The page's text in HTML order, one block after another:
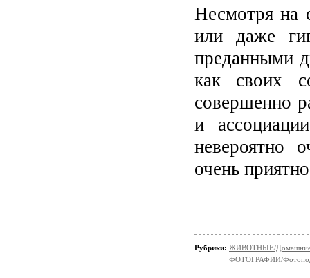
Несмотря на
или даже
преданными
как своих
совершенно
и
невероятно
очень
Рубрики: ЖИВОТНЫЕ/Домашние
ФОТОГРАФИИ/